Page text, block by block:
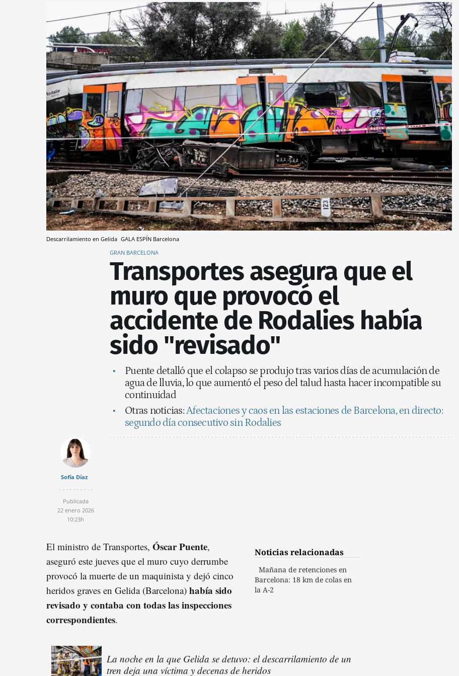
Descarrilamiento en Gelida GALA ESPÍN Barcelona
GRAN BARCELONA
Transportes asegura que el
muro que provocó el
accidente de Rodalies había
sido "revisado"
Puente detalló que el colapso se produjo tras varios días de acumulación de
agua de lluvia, lo que aumentó el peso del talud hasta hacer incompatible su
continuidad
Otras noticias:Afectaciones y caos en las estaciones de Barcelona, en directo:
segundo día consecutivo sin Rodalies
Sofía Díaz
Publicada
22 enero 2026
10:23h
Noticias relacionadas
Mañana de retenciones en
Barcelona: 18 km de colas en
la A-2
El ministro de Transportes, Óscar Puente,
aseguró este jueves que el muro cuyo derrumbe
provocó la muerte de un maquinista y dejó cinco
heridos graves en Gelida (Barcelona) había sido
revisado y contaba con todas las inspecciones
correspondientes.
La noche en la que Gelida se detuvo: el descarrilamiento de un
tren deja una víctima y decenas de heridos